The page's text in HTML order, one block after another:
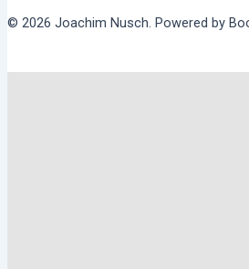
© 2026 Joachim Nusch. Powered by